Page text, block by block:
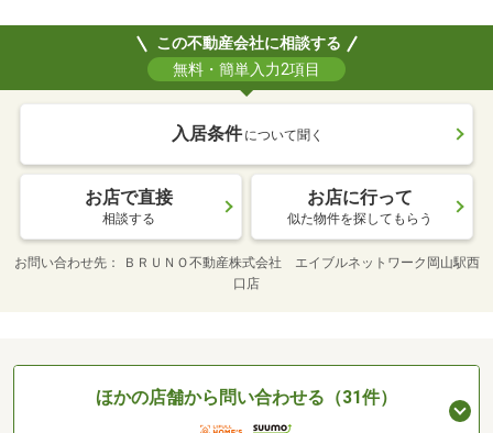
この不動産会社に相談する
無料・簡単入力2項目
入居条件 について聞く
お店で直接
相談する
お店に行って
似た物件を探してもらう
お問い合わせ先
ＢＲＵＮＯ不動産株式会社 エイブルネットワーク岡山駅西
口店
ほかの店舗から問い合わせる（31件）